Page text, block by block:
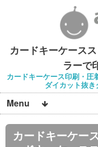
カードキーケース
ラーで
カードキーケース印刷・圧
ダイカット抜
Menu
カードキーケー